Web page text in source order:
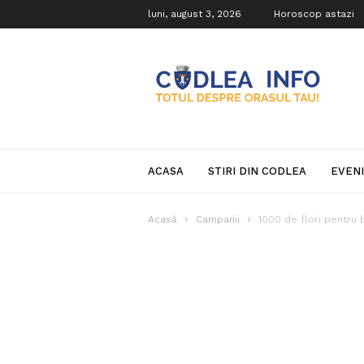
luni, august 3, 2026 Horoscop astazi
Info
ACASA STIRI DIN CODLEA
Acasă Campanii 1000 de flori pentru